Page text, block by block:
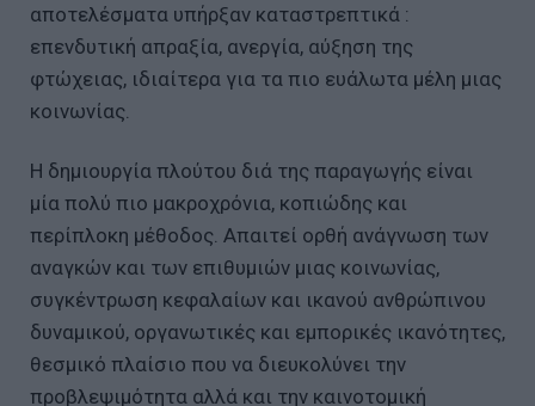
αποτελέσματα υπήρξαν καταστρεπτικά :
επενδυτική απραξία, ανεργία, αύξηση της
φτώχειας, ιδιαίτερα για τα πιο ευάλωτα μέλη μιας
κοινωνίας.
Η δημιουργία πλούτου διά της παραγωγής είναι
μία πολύ πιο μακροχρόνια, κοπιώδης και
περίπλοκη μέθοδος. Απαιτεί ορθή ανάγνωση των
αναγκών και των επιθυμιών μιας κοινωνίας,
συγκέντρωση κεφαλαίων και ικανού ανθρώπινου
δυναμικού, οργανωτικές και εμπορικές ικανότητες,
θεσμικό πλαίσιο που να διευκολύνει την
προβλεψιμότητα αλλά και την καινοτομική